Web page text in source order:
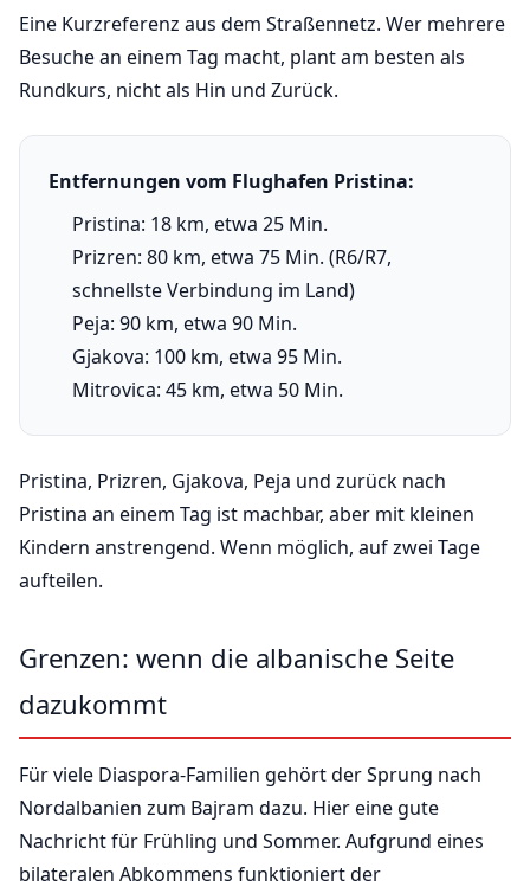
Eine Kurzreferenz aus dem Straßennetz. Wer mehrere
Besuche an einem Tag macht, plant am besten als
Rundkurs, nicht als Hin und Zurück.
Entfernungen vom Flughafen Pristina:
Pristina: 18 km, etwa 25 Min.
Prizren: 80 km, etwa 75 Min. (R6/R7,
schnellste Verbindung im Land)
Peja: 90 km, etwa 90 Min.
Gjakova: 100 km, etwa 95 Min.
Mitrovica: 45 km, etwa 50 Min.
Pristina, Prizren, Gjakova, Peja und zurück nach
Pristina an einem Tag ist machbar, aber mit kleinen
Kindern anstrengend. Wenn möglich, auf zwei Tage
aufteilen.
Grenzen: wenn die albanische Seite
dazukommt
Für viele Diaspora-Familien gehört der Sprung nach
Nordalbanien zum Bajram dazu. Hier eine gute
Nachricht für Frühling und Sommer. Aufgrund eines
bilateralen Abkommens funktioniert der